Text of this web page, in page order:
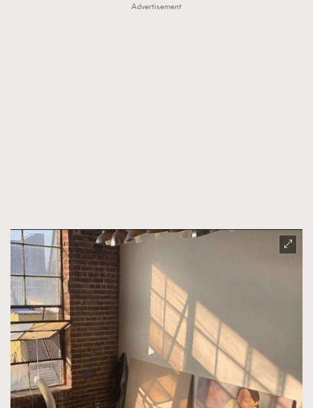
TRENDING
AFrenchMind
DressLikeAParisienne
Advertisement